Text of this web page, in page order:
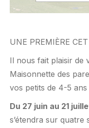
UNE PREMIÈRE
Il nous fait plaisir de
Maisonnette des
vos petits de 4-5 ans
Du 27 juin au 21
s’étendra sur quatre